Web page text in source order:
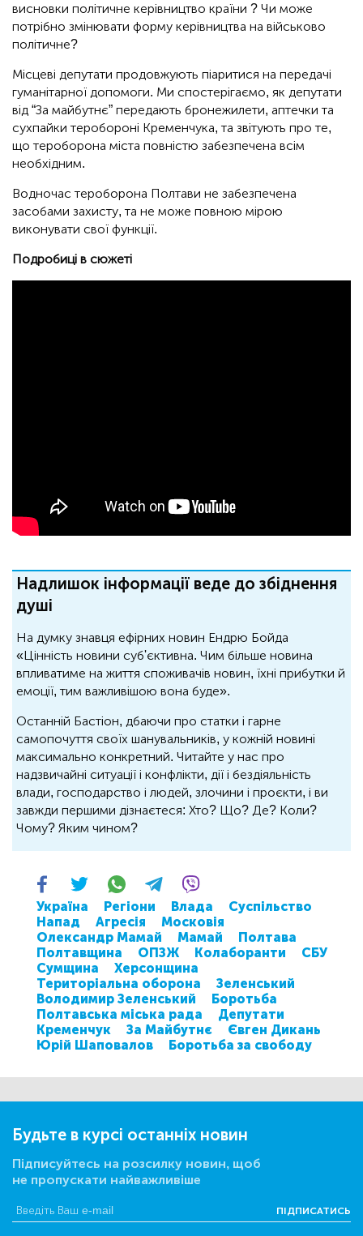
висновки політичне керівництво країни ? Чи може
потрібно змінювати форму керівництва на військово
політичне?
Місцеві депутати продовжують піаритися на передачі
гуманітарної допомоги. Ми спостерігаємо, як депутати
від “За майбутнє” передають бронежилети, аптечки та
сухпайки теробороні Кременчука, та звітують про те,
що тероборона міста повністю забезпечена всім
необхідним.
Водночас тероборона Полтави не забезпечена
засобами захисту, та не може повною мірою
виконувати свої функції.
Подробиці в сюжеті
Надлишок інформації веде до збіднення
душі
На думку знавця ефірних новин Ендрю Бойда
«Цінність новини суб'єктивна. Чим більше новина
впливатиме на життя споживачів новин, їхні прибутки й
емоції, тим важливішою вона буде».
Останній Бастіон, дбаючи про статки і гарне
самопочуття своїх шанувальників, у кожній новині
максимально конкретний. Читайте у нас про
надзвичайні ситуації і конфлікти, дії і бездіяльність
влади, господарство і людей, злочини і проєкти, і ви
завжди першими дізнаєтеся: Хто? Що? Де? Коли?
Чому? Яким чином?
Україна Регіони Влада
Суспільство
Напад
Агресія
Московія
Олександр Мамай
Мамай
Полтава
Полтавщина
ОПЗЖ Колаборанти
СБУ
Сумщина
Херсонщина
Територіальна оборона
Зеленський
Володимир Зеленський
Боротьба
Полтавська міська рада
Депутати
Кременчук
За Майбутнє
Євген Дикань
Юрій Шаповалов
Боротьба за свободу
Будьте в курсі останніх новин
Підписуйтесь на розсилку новин, щоб
не пропускати найважливіше
ПІДПИСАТИСЬ